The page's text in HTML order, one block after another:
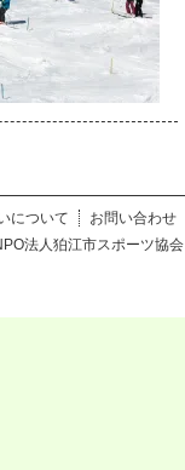
について
お問い合わせ
法人狛江市スポーツ協会